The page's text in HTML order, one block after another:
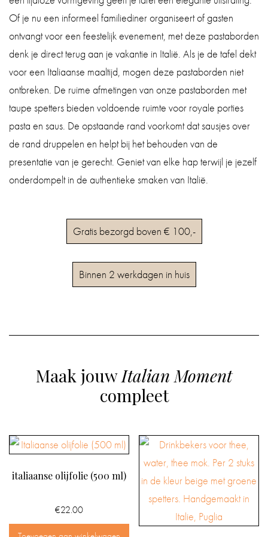
Of je nu een informeel familiediner organiseert of gasten
ontvangt voor een feestelijk evenement, met deze pastaborden
denk je direct terug aan je vakantie in Italië. Als je de tafel dekt
voor een Italiaanse maaltijd, mogen deze pastaborden niet
ontbreken. De ruime afmetingen van onze pastaborden met
taupe spetters bieden voldoende ruimte voor royale porties
pasta en saus. De opstaande rand voorkomt dat sausjes over
de rand druppelen en helpt bij het behouden van de
presentatie van je gerecht. Geniet van elke hap terwijl je jezelf
onderdompelt in de authentieke smaken van Italië.
Gratis bezorgd boven € 100,-
Binnen 2 werkdagen in huis
Maak jouwItalian Moment
compleet
italiaanse olijfolie (500 ml)
€22.00